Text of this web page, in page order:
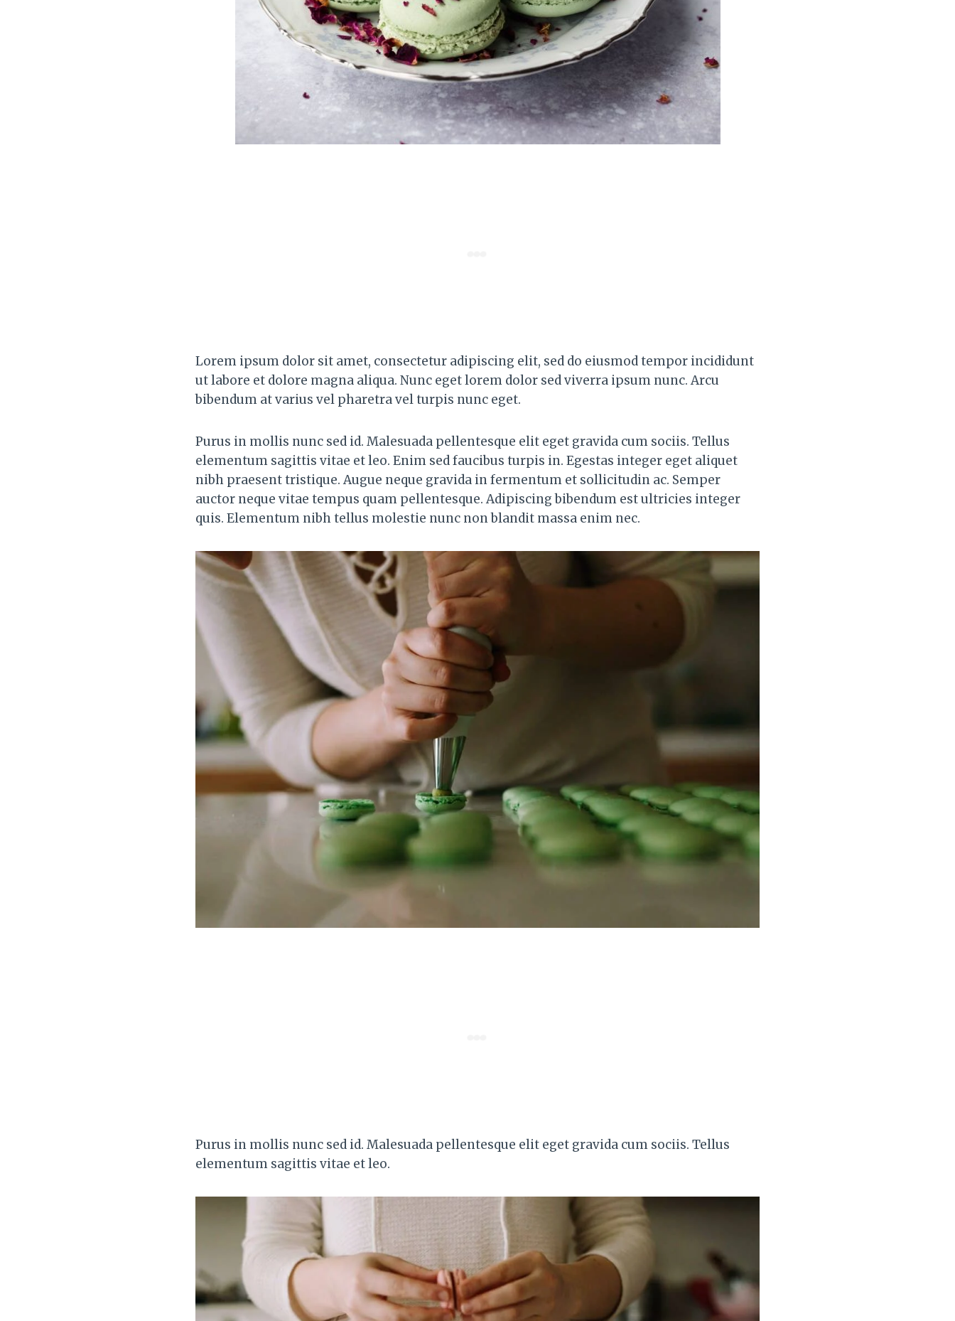
Lorem ipsum dolor sit amet, consectetur adipiscing elit, sed do eiusmod tempor incididunt
ut labore et dolore magna aliqua. Nunc eget lorem dolor sed viverra ipsum nunc. Arcu
bibendum at varius vel pharetra vel turpis nunc eget.
Purus in mollis nunc sed id. Malesuada pellentesque elit eget gravida cum sociis. Tellus
elementum sagittis vitae et leo. Enim sed faucibus turpis in. Egestas integer eget aliquet
nibh praesent tristique. Augue neque gravida in fermentum et sollicitudin ac. Semper
auctor neque vitae tempus quam pellentesque. Adipiscing bibendum est ultricies integer
quis. Elementum nibh tellus molestie nunc non blandit massa enim nec.
Purus in mollis nunc sed id. Malesuada pellentesque elit eget gravida cum sociis. Tellus
elementum sagittis vitae et leo.